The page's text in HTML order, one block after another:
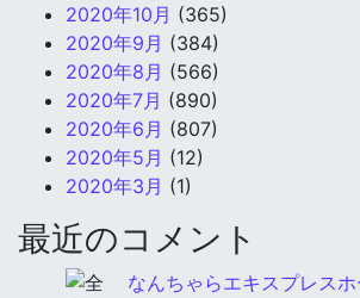
2020年10月 (365)
2020年9月 (384)
2020年8月 (566)
2020年7月 (890)
2020年6月 (807)
2020年5月 (12)
2020年3月 (1)
最近のコメント
なんちゃらエキスプレスホ